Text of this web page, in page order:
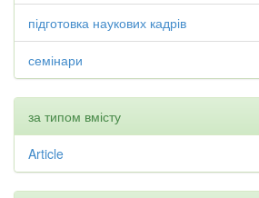
підготовка наукових кадрів
семінари
за типом вмісту
Article